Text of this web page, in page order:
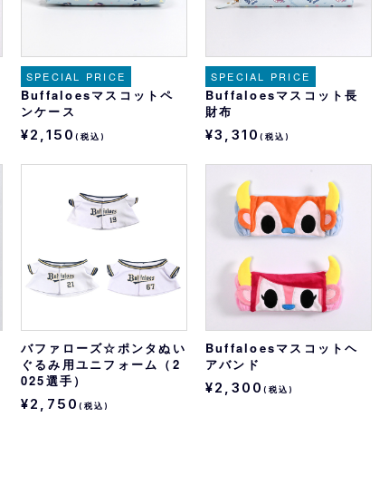
SPECIAL PRICE
Buffaloesマスコットペ
ンケース
¥2,150(税込)
SPECIAL PRICE
Buffaloesマスコット長
財布
¥3,310(税込)
バファローズ☆ポンタぬい
ぐるみ用ユニフォーム（2
025選手）
¥2,750(税込)
Buffaloesマスコットヘ
アバンド
¥2,300(税込)